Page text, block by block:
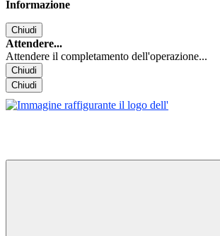
Informazione
Chiudi
Attendere...
Attendere il completamento dell'operazione...
Chiudi
Chiudi